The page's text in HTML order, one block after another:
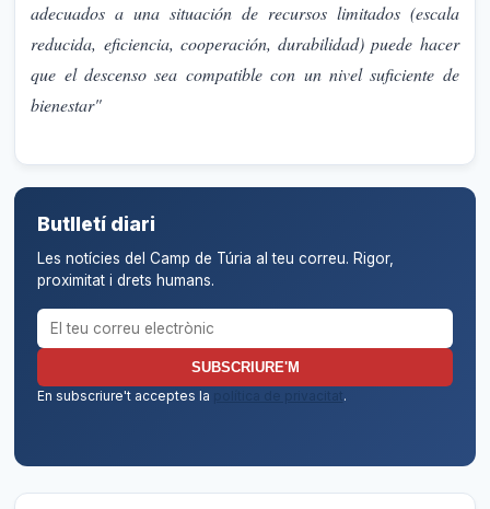
adecuados a una situación de recursos limitados (escala
reducida, eficiencia, cooperación, durabilidad) puede hacer
que el descenso sea compatible con un nivel suficiente de
bienestar"
Butlletí diari
Les notícies del Camp de Túria al teu correu. Rigor,
proximitat i drets humans.
Correu electrònic per al butlletí
SUBSCRIURE'M
En subscriure't acceptes la
política de privacitat.